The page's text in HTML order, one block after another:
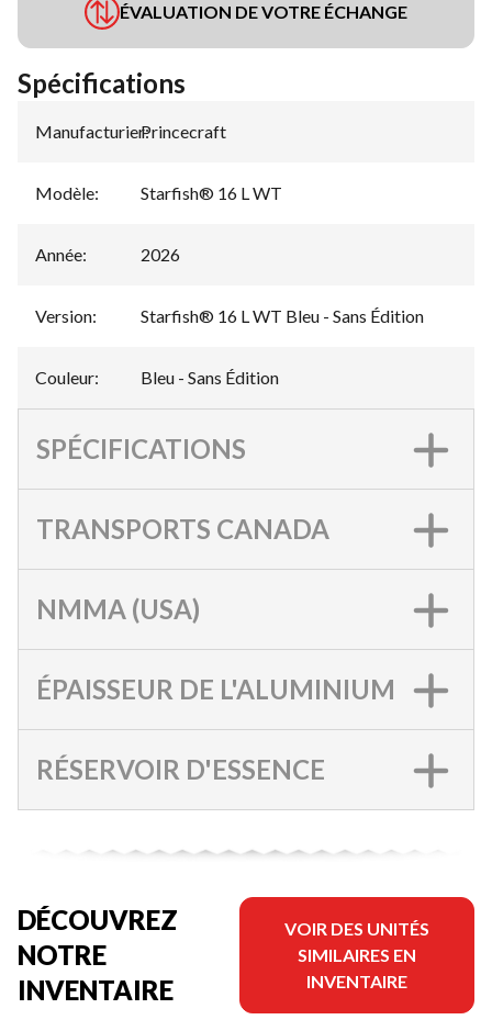
ÉVALUATION DE VOTRE ÉCHANGE
Spécifications
Manufacturier:
Princecraft
Modèle: Starfish® 16 L WT
Année: 2026
Version: Starfish® 16 L WT Bleu - Sans Édition
Couleur: Bleu - Sans Édition
SPÉCIFICATIONS
TRANSPORTS CANADA
NMMA (USA)
ÉPAISSEUR DE L'ALUMINIUM
RÉSERVOIR D'ESSENCE
DÉCOUVREZ
NOTRE
INVENTAIRE
VOIR DES UNITÉS
SIMILAIRES EN
INVENTAIRE